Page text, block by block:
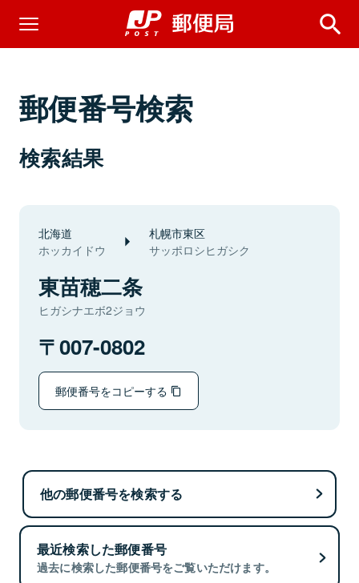
郵便番号検索
検索結果
北海道
ホッカイドウ
札幌市東区
サッポロシヒガシク
東苗穂二条
ヒガシナエボ2ジョウ
007-0802
郵便番号をコピーする
他の郵便番号を検索する
最近検索した郵便番号
過去に検索した郵便番号をご覧いただけます。